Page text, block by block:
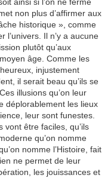
non plus d’affirmer aux
historique », comme
l’univers. Il n’y a aucune
plutôt qu’aux
âge. Comme les
injustement
il serait beau qu’ils se
illusions qu’on leur
déplorablement les lieux
leur sont funestes.
être faciles, qu’ils
qu’on nomme
nomme l’Histoire, fait
ne permet de leur
les jouissances et